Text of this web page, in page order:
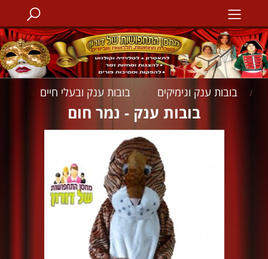
/ בובות ענק וגימיקים בובות ענק ובעלי חיים
בובות ענק - נמר חום